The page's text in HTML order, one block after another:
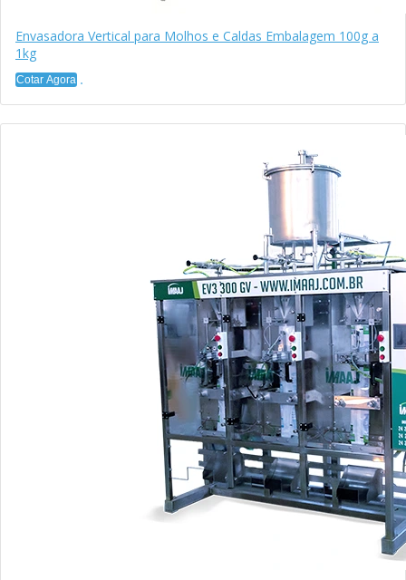
Envasadora Vertical para Molhos e Caldas Embalagem 100g a
1kg
Cotar Agora